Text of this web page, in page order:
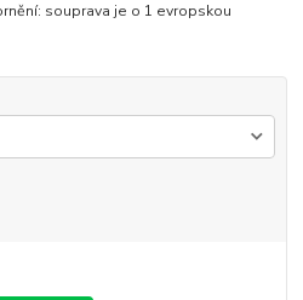
souprava je o 1 evropskou